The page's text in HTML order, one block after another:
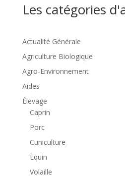
Les catégories
Actualité Générale
Agriculture Biologique
Agro-Environnement
Aides
Élevage
Caprin
Porc
Cuniculture
Equin
Volaille